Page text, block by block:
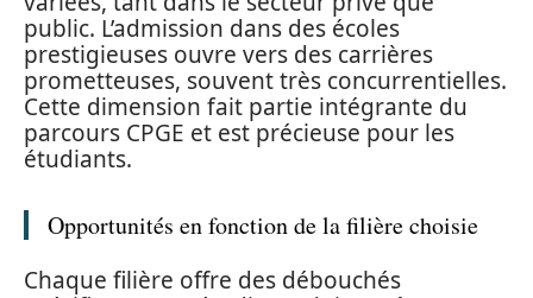
public. L’admission dans des écoles
prestigieuses ouvre vers des carrières
prometteuses, souvent très concurrentielles.
Cette dimension fait partie intégrante du
parcours CPGE et est précieuse pour les
étudiants.
Opportunités en fonction de la filière choisie
Chaque filière offre des débouchés